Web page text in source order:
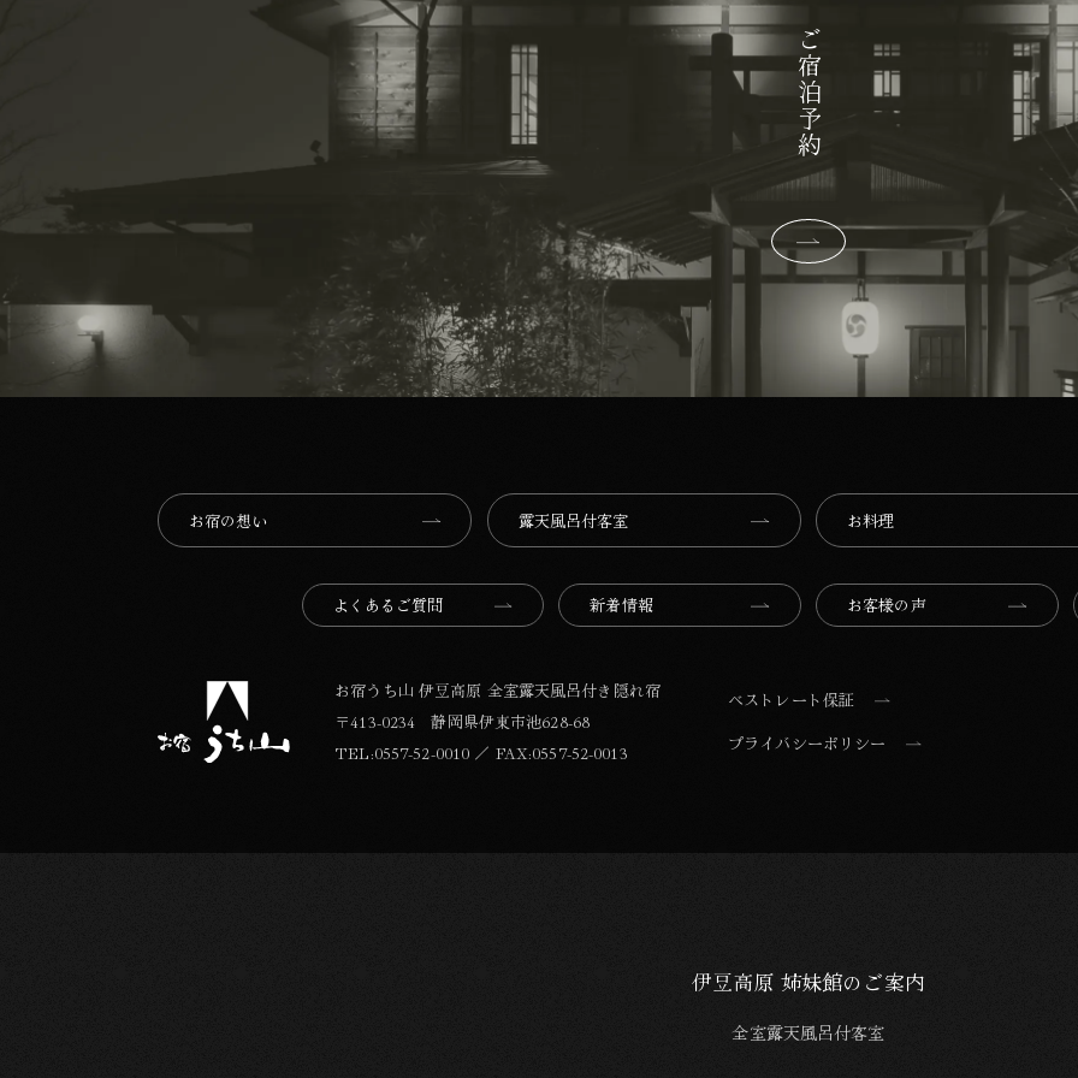
ご宿泊予約
お宿の想い⁩ 露天風呂付客室 お料理
よくあるご質問 新着情報 お客様の声
お宿うち山 伊豆高原 全室露天風呂付き隠れ宿
〒413-0234 静岡県伊東市池628-68
TEL:0557-52-0010 ／ FAX:0557-52-0013
ベストレート保証
プライバシーポリシー
伊豆高原 姉妹館のご案内
全室露天風呂付客室